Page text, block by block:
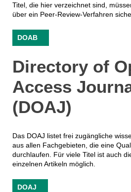
Titel, die hier verzeichnet sind,
über ein Peer-Review-Verfahren
DOAB
Directory of
Access
(DOAJ)
Das DOAJ listet frei zugängliche
aus allen Fachgebieten, die eine
durchlaufen. Für viele Titel ist auch
einzelnen Artikeln möglich.
DOAJ